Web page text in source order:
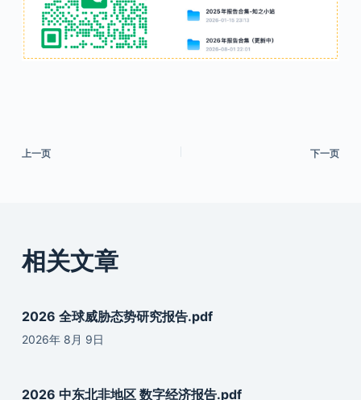
上一页 下一页
相关文章
2026 全球威胁态势研究报告.pdf
2026年 8月 9日
2026 中东北非地区 数字经济报告.pdf